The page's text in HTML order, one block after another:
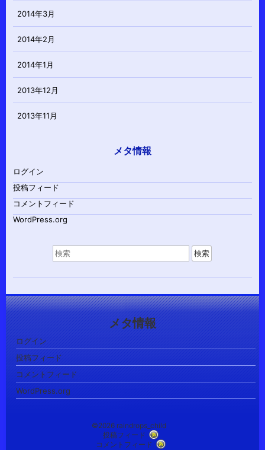
2014年3月
2014年2月
2014年1月
2013年12月
2013年11月
メタ情報
ログイン
投稿フィード
コメントフィード
WordPress.org
索
象:
メタ情報
ログイン
投稿フィード
コメントフィード
WordPress.org
©2026 raindrops_child
投稿フィード
コメントフィード